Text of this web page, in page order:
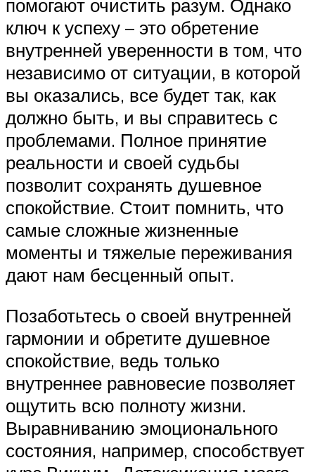
помогают очистить разум. Однако
ключ к успеху – это обретение
внутренней уверенности в том, что
независимо от ситуации, в которой
вы оказались, все будет так, как
должно быть, и вы справитесь с
проблемами. Полное принятие
реальности и своей судьбы
позволит сохранять душевное
спокойствие. Стоит помнить, что
самые сложные жизненные
моменты и тяжелые переживания
дают нам бесценный опыт.
Позаботьтесь о своей внутренней
гармонии и обретите душевное
спокойствие, ведь только
внутреннее равновесие позволяет
ощутить всю полноту жизни.
Выравниванию эмоционального
состояния, например, способствует